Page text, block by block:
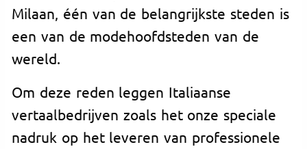
Milaan, één van de belangrijkste steden is
een van de modehoofdsteden van de
wereld.
Om deze reden leggen Italiaanse
vertaalbedrijven zoals het onze speciale
nadruk op het leveren van professionele